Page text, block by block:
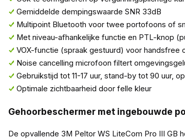
Gemiddelde dempingswaarde SNR 33dB
Multipoint Bluetooth voor twee portofoons of
Met niveau-afhankelijke functie en PTL-knop
VOX-functie (spraak gestuurd) voor handsfree
Noise cancelling microfoon filtert
Gebruikstijd tot 11-17 uur, stand-by tot 90 uur,
Optimale zichtbaarheid door felle kleur
Gehoorbeschermer met ingebouwde
De opvallende 3M Peltor WS LiteCom Pro III